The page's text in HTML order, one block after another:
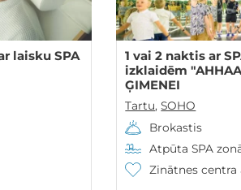
laisku SPA
1 vai 2 naktis ar
izklaidēm
ĢIMENEI
Tartu,SOHO
Brokastis
Atpūta SPA
Zinātnes